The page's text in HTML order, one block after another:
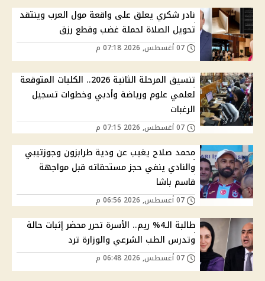
نادر شكري يعلق على واقعة مول العرب وينتقد
تحويل الصلاة لحملة غضب وقطع رزق
تنسيق المرحلة الثانية 2026.. الكليات المتوقعة
لعلمي علوم ورياضة وأدبي وخطوات تسجيل
الرغبات
محمد صلاح يغيب عن ودية طرابزون وجوزتيبي
والنادي ينفي حجز مستحقاته قبل مواجهة
قاسم باشا
طالبة الـ4% ريم.. الأسرة تحرر محضر إثبات حالة
وتدرس الطب الشرعي والوزارة ترد